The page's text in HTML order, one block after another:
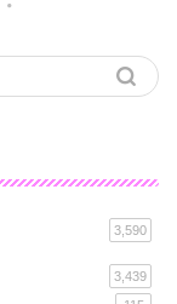
3,590
3,439